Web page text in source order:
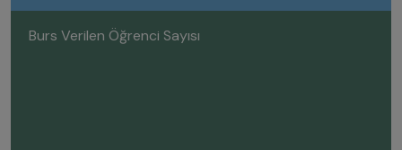
Burs Verilen Öğrenci Sayısı